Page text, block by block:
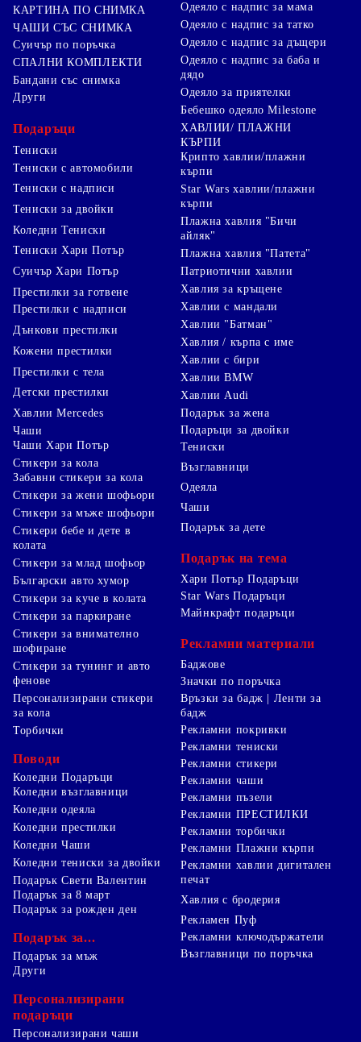
КАРТИНА ПО СНИМКА
ЧАШИ СЪС СНИМКА
Суичър по поръчка
СПАЛНИ КОМПЛЕКТИ
Бандани със снимка
Други
Подаръци
Тениски
Тениски с автомобили
Тениски с надписи
Тениски за двойки
Коледни Тениски
Тениски Хари Потър
Суичър Хари Потър
Престилки за готвене
Престилки с надписи
Дънкови престилки
Кожени престилки
Престилки с тела
Детски престилки
Одеяло с надпис за мама
Одеяло с надпис за татко
Одеяло с надпис за дъщери
Одеяло с надпис за баба и
дядо
Одеяло за приятелки
Бебешко одеяло Milestone
ХАВЛИИ/ ПЛАЖНИ
КЪРПИ
Крипто хавлии/плажни
кърпи
Star Wars хавлии/плажни
кърпи
Плажна хавлия "Бичи
айляк"
Плажна хавлия "Патета"
Патриотични хавлии
Хавлия за кръщене
Хавлии с мандали
Хавлии "Батман"
Хавлия / кърпа с име
Хавлии с бири
Хавлии BMW
Хавлии Audi
Хавлии Mercedes
Чаши
Чаши Хари Потър
Стикери за кола
Забавни стикери за кола
Стикери за жени шофьори
Стикери за мъже шофьори
Стикери бебе и дете в
колата
Стикери за млад шофьор
Български авто хумор
Стикери за куче в колата
Стикери за паркиране
Стикери за внимателно
шофиране
Стикери за тунинг и авто
фенове
Персонализирани стикери
за кола
Торбички
Поводи
Коледни Подаръци
Коледни възглавници
Коледни одеяла
Коледни престилки
Коледни Чаши
Коледни тениски за двойки
Подарък Свети Валентин
Подарък за 8 март
Подарък за рожден ден
Подарък за...
Подарък за мъж
Подарък за жена
Подаръци за двойки
Тениски
Възглавници
Одеяла
Чаши
Подарък за дете
Подарък на тема
Хари Потър Подаръци
Star Wars Подаръци
Майнкрафт подаръци
Рекламни материали
Баджове
Значки по поръчка
Връзки за бадж | Ленти за
бадж
Рекламни покривки
Рекламни тениски
Рекламни стикери
Рекламни чаши
Рекламни пъзели
Рекламни ПРЕСТИЛКИ
Рекламни торбички
Рекламни Плажни кърпи
Рекламни хавлии дигитален
печат
Хавлия с бродерия
Рекламен Пуф
Рекламни ключодържатели
Възглавници по поръчка
Други
Персонализирани
подаръци
Персонализирани чаши